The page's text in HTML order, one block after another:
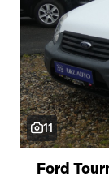
11
Ford